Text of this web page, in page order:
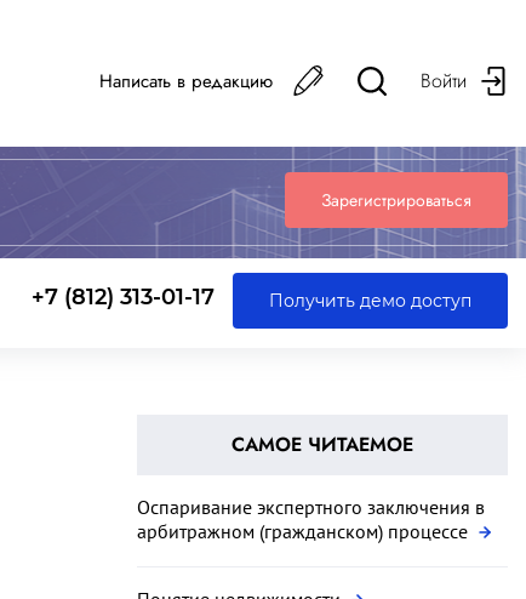
Написать в редакцию Войти
Зарегистрироваться
+7 (812) 313-01-17 Получить демо доступ
САМОЕ ЧИТАЕМОЕ
Оспаривание экспертного заключения в
арбитражном (гражданском) процессе